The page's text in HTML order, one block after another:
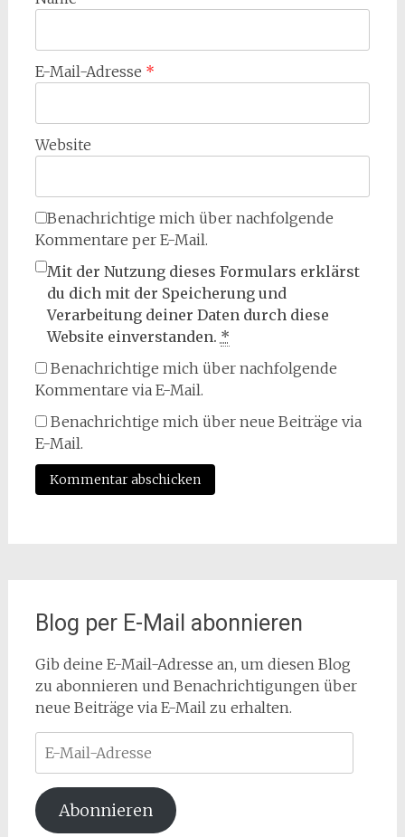
E-Mail-Adresse *
Website
Benachrichtige mich über nachfolgende
Kommentare per E-Mail.
Mit der Nutzung dieses Formulars erklärst
du dich mit der Speicherung und
Verarbeitung deiner Daten durch diese
Website einverstanden. *
Benachrichtige mich über nachfolgende
Kommentare via E-Mail.
Benachrichtige mich über neue Beiträge via
E-Mail.
Blog per E-Mail abonnieren
Gib deine E-Mail-Adresse an, um diesen Blog
zu abonnieren und Benachrichtigungen über
neue Beiträge via E-Mail zu erhalten.
Mail-
Adresse
Abonnieren